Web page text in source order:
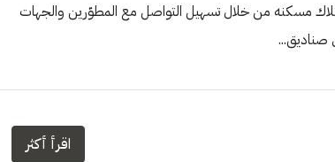
مسكنه من خلال تسهيل التواصل مع المطوّرين والجهات
صناديق...
اقرأ أكثر